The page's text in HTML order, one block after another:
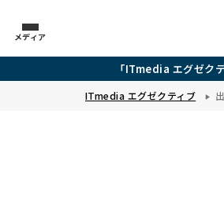
メディア
「ITmedia エグゼク
ITmedia エグゼクティブ